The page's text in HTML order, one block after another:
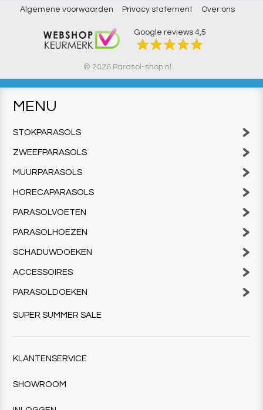
Algemene voorwaarden Privacy statement Over ons
Google reviews 4,5
© 2026 Parasol-shop.nl
MENU
STOKPARASOLS
ZWEEFPARASOLS
MUURPARASOLS
HORECAPARASOLS
PARASOLVOETEN
PARASOLHOEZEN
SCHADUWDOEKEN
ACCESSOIRES
PARASOLDOEKEN
SUPER SUMMER SALE
KLANTENSERVICE
SHOWROOM